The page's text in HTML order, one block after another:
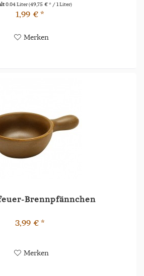
0.04 Liter(49,75 € * / 1 Liter)
1,99 € *
Merken
Brennpfännchen
3,99 € *
Merken